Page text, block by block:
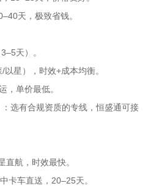
天，极致省钱。
天）。
星），时效+成本均衡。
，单价最低。
选有合规资质的专线，恒盛通可接
航，时效最快。
卡车直送，20–25天。